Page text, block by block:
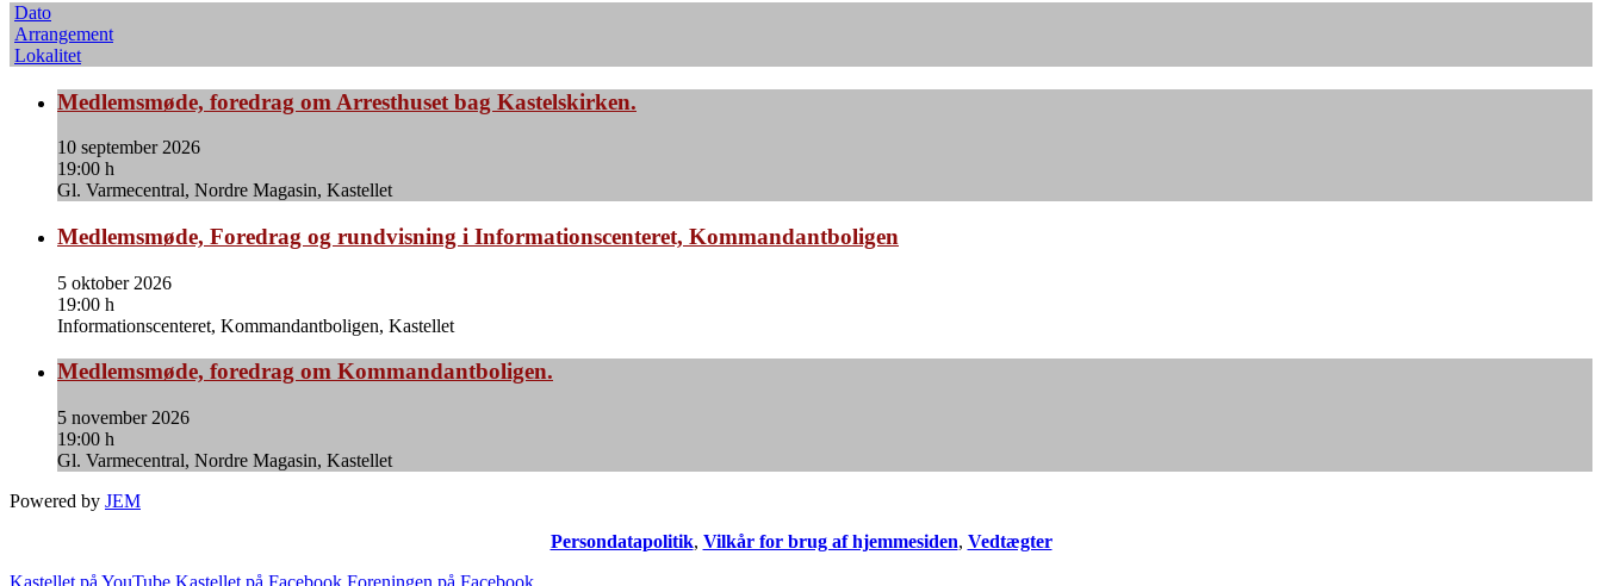
Dato
Arrangement
Lokalitet
Medlemsmøde, foredrag om Arresthuset bag Kastelskirken.
10 september 2026
19:00 h
Gl. Varmecentral, Nordre Magasin, Kastellet
Medlemsmøde, Foredrag og rundvisning i Informationscenteret, Kommandantboligen
5 oktober 2026
19:00 h
Informationscenteret, Kommandantboligen, Kastellet
Medlemsmøde, foredrag om Kommandantboligen.
5 november 2026
19:00 h
Gl. Varmecentral, Nordre Magasin, Kastellet
Powered by JEM
Persondatapolitik, Vilkår for brug af hjemmesiden, Vedtægter